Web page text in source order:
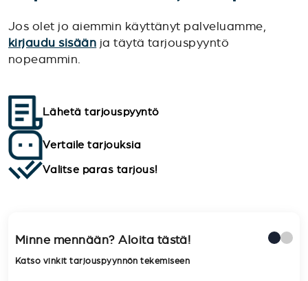
Jos olet jo aiemmin käyttänyt palveluamme,
kirjaudu sisään ja täytä tarjouspyyntö
nopeammin.
Lähetä tarjouspyyntö
Vertaile tarjouksia
Valitse paras tarjous!
Minne mennään? Aloita tästä!
Katso vinkit tarjouspyynnön tekemiseen